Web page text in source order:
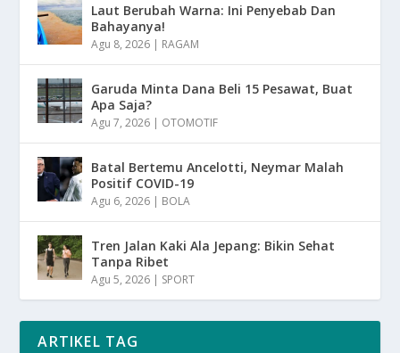
Laut Berubah Warna: Ini Penyebab Dan
Bahayanya!
Agu 8, 2026 | RAGAM
Garuda Minta Dana Beli 15 Pesawat, Buat
Apa Saja?
Agu 7, 2026 | OTOMOTIF
Batal Bertemu Ancelotti, Neymar Malah
Positif COVID-19
Agu 6, 2026 | BOLA
Tren Jalan Kaki Ala Jepang: Bikin Sehat
Tanpa Ribet
Agu 5, 2026 | SPORT
ARTIKEL TAG